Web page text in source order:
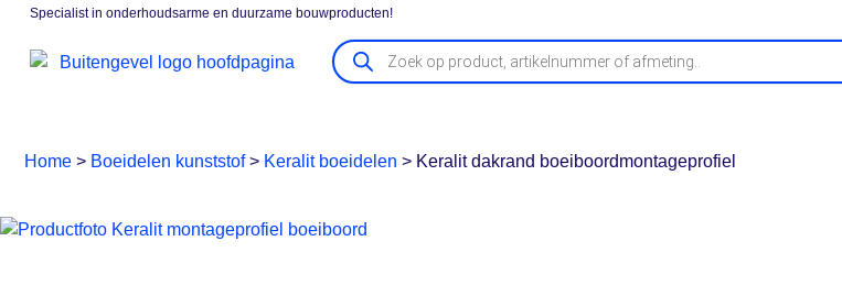
Specialist in onderhoudsarme en duurzame bouwproducten!
Home > Boeidelen kunststof> Keralit boeidelen > Keralit dakrand boeiboordmontageprofiel